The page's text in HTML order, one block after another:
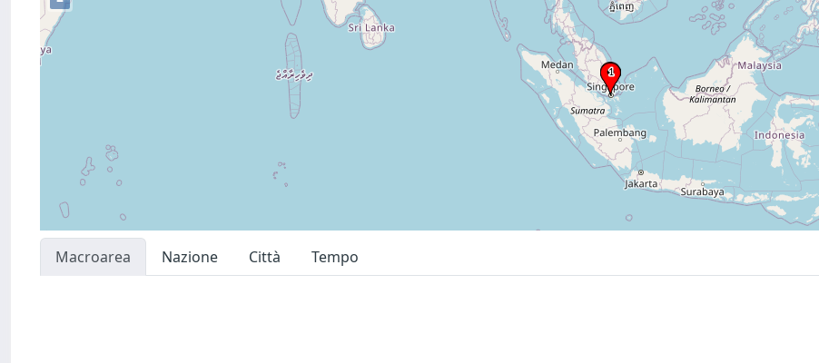
Macroarea Nazione Città
Tempo